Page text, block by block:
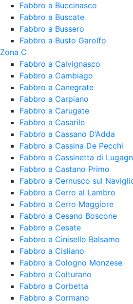
Fabbro a Buccinasco
Fabbro a Buscate
Fabbro a Bussero
Fabbro a Busto Garolfo
Zona C
Fabbro a Calvignasco
Fabbro a Cambiago
Fabbro a Canegrate
Fabbro a Carpiano
Fabbro a Carugate
Fabbro a Casarile
Fabbro a Cassano D’Adda
Fabbro a Cassina De Pecchi
Fabbro a Cassinetta di
Fabbro a Castano Primo
Fabbro a Cernusco sul
Fabbro a Cerro al Lambro
Fabbro a Cerro Maggiore
Fabbro a Cesano Boscone
Fabbro a Cesate
Fabbro a Cinisello Balsamo
Fabbro a Cisliano
Fabbro a Cologno Monzese
Fabbro a Colturano
Fabbro a Corbetta
Fabbro a Cormano